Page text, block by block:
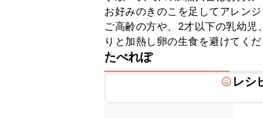
お好みのきのこを足してアレンジ
ご高齢の方や、2才以下の乳幼
りと加熱し卵の生食を避けてくだ
たべれぽ
レシ